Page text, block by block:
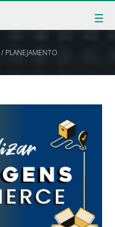
☰
/ PLANEJAMENTO